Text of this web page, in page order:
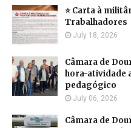
⭐ Carta à
Trabalhadores
July 18, 2026
Câmara de
hora-atividade
pedagógico
July 06, 2026
Câmara de